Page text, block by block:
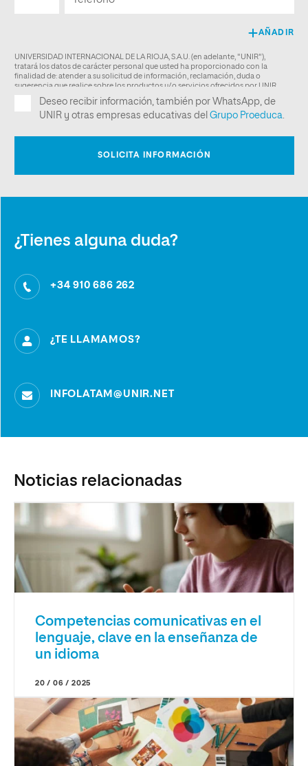
¿Tienes alguna duda?
+34 910 686 262
¿TE LLAMAMOS?
INFOLATAM@UNIR.NET
Noticias relacionadas
Competencias comunicativas en el
lenguaje, clave en la enseñanza de
un idioma
20 / 06 / 2025